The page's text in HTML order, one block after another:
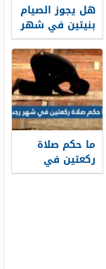
هل يجوز الصيام
بنيتين في شهر
رجب
ما حكم صلاة
ركعتين في
شهر رجب